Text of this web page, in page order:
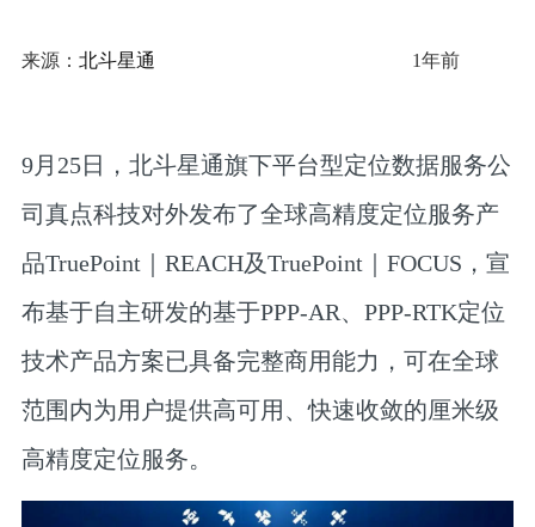
来源： 北斗星通 1年前
9月25日，北斗星通旗下平台型定位数据服务公
司真点科技对外发布了全球高精度定位服务产
品TruePoint｜REACH及TruePoint｜FOCUS ，宣
布基于自主研发的基于PPP-AR、PPP-RTK定位
技术产品方案已具备完整商用能力，可在全球
范围内为用户提供高可用、快速收敛的厘米级
高精度定位服务。